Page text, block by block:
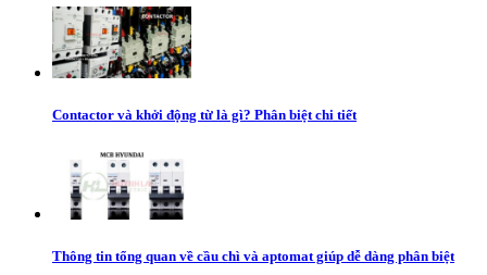
Contactor và khởi động từ là gì? Phân biệt chi tiết
Thông tin tổng quan về cầu chì và aptomat giúp dễ dàng phân biệt